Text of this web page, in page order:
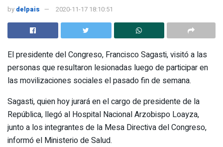
by delpais 2020-11-17 18:10:51
El presidente del Congreso, Francisco Sagasti, visitó a las
personas que resultaron lesionadas luego de participar en
las movilizaciones sociales el pasado fin de semana.
Sagasti, quien hoy jurará en el cargo de presidente de la
República, llegó al Hospital Nacional Arzobispo Loayza,
junto a los integrantes de la Mesa Directiva del Congreso,
informó el Ministerio de Salud.